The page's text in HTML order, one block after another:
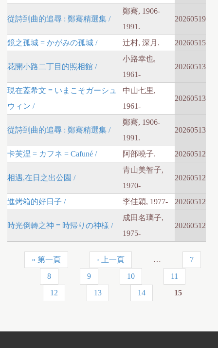
從詩到曲的追尋 : 鄭騫精選集 /
鄭騫, 1906-
1991.
20260519
鏡之孤城 = かがみの孤城 / 辻村, 深月. 20260515
花開小路二丁目的照相館 /
小路幸也,
1961-
20260513
現在蓋希文 = いまこそガーシュ
ウィン /
中山七里,
1961-
20260513
從詩到曲的追尋 : 鄭騫精選集 /
鄭騫, 1906-
1991.
20260513
卡芙涅 = カフネ = Cafuné / 阿部曉子. 20260512
相遇,在日之出公園 /
青山美智子,
1970-
20260512
進烤箱的好日子 / 李佳穎, 1977- 20260512
時光倒轉之神 = 時帰りの神様 /
成田名璃子,
1975-
20260512
« 第一頁 ‹ 上一頁 …
7
8
9 10
11
12
13 14 15